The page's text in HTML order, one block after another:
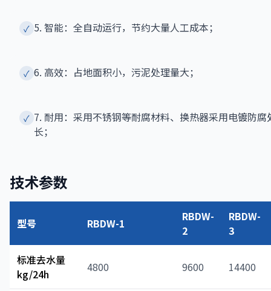
✓ 5. 智能：全自动运行，节约大量人工成本；
✓ 6. 高效：占地面积小，污泥处理量大；
✓ 7. 耐用：采用不锈钢等耐腐材料、换热器采用电镀防腐
长；
技术参数
型号 RBDW-1
RBDW-
2
RBDW-
3
标准去水量
kg/24h
4800 9600 14400